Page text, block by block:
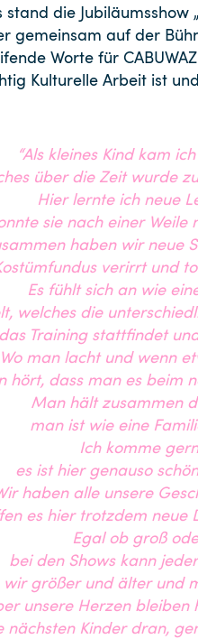
die
gemeinsam auf der
Worte für
Kulturelle Arbeit ist
“Als kleines Kind kam
über die Zeit wurde
Hier lernte ich neue
sie nach einer Weile
haben wir neue
verirrt und
Es fühlt sich an wie
welches die
Training stattfindet
Wo man lacht und wenn
hört, dass man es beim
Man hält zusammen
man ist wie eine
Ich komme
es ist hier genauso
haben alle unsere
es hier trotzdem neue
Egal ob groß
bei den Shows kann
wir größer und älter und
unsere Herzen bleiben
nächsten Kinder dran,